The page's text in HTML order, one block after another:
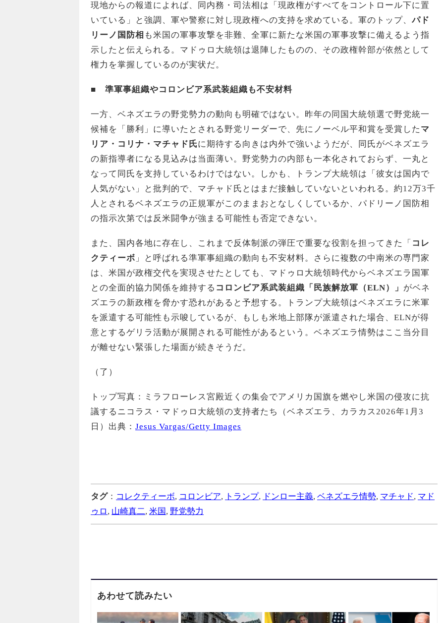
現地からの報道によれば、同内務・司法相は「現政権がすべてをコントロール下に置
いている」と強調、軍や警察に対し現政権への支持を求めている。軍のトップ、パド
リーノ国防相 も米国の軍事攻撃を非難、全軍に新たな米国の軍事攻撃に備えるよう指
示したと伝えられる。マドゥロ大統領は退陣したものの、その政権幹部が依然として
権力を掌握しているのが実状だ。
■ 準軍事組織やコロンビア系武装組織も不安材料
一方、ベネズエラの野党勢力の動向も明確ではない。昨年の同国大統領選で野党統一
候補を「勝利」に導いたとされる野党リーダーで、先にノーベル平和賞を受賞した マ
リア・コリナ・マチャド氏に期待する向きは内外で強いようだが、同氏がベネズエラ
の新指導者になる見込みは当面薄い。野党勢力の内部も一本化されておらず、一丸と
なって同氏を支持しているわけではない。しかも、トランプ大統領は「彼女は国内で
人気がない」と批判的で、マチャド氏とはまだ接触していないといわれる。約12万3千
人とされるベネズエラの正規軍がこのままおとなしくしているか、パドリーノ国防相
の指示次第では反米闘争が強まる可能性も否定できない。
また、国内各地に存在し、これまで反体制派の弾圧で重要な役割を担ってきた「 コレ
クティーボ 」と呼ばれる準軍事組織の動向も不安材料。さらに複数の中南米の専門家
は、米国が政権交代を実現させたとしても、マドゥロ大統領時代からベネズエラ国軍
との全面的協力関係を維持する コロンビア系武装組織「民族解放軍（ELN）」 がベネ
ズエラの新政権を脅かす恐れがあると予想する。トランプ大統領はベネズエラに米軍
を派遣する可能性も示唆しているが、もしも米地上部隊が派遣された場合、ELNが得
意とするゲリラ活動が展開される可能性があるという。ベネズエラ情勢はここ当分目
が離せない緊張した場面が続きそうだ。
（了）
トップ写真：ミラフローレス宮殿近くの集会でアメリカ国旗を燃やし米国の侵攻に抗
議するニコラス・マドゥロ大統領の支持者たち（ベネズエラ、カラカス2026年1月3
日）出典： Jesus Vargas/Getty Images
タグ： コレクティーボ, コロンビア, トランプ, ドンロー主義, ベネズエラ情勢, マチャド, マド
ゥロ , 山崎真二, 米国 , 野党勢力
あわせて読みたい